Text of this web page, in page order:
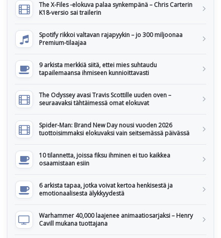
The X-Files -elokuva palaa synkempänä – Chris Carterin
K18-versio sai trailerin
Spotify rikkoi valtavan rajapyykin – jo 300 miljoonaa
Premium-tilaajaa
9 arkista merkkiä siitä, ettei mies suhtaudu
tapailemaansa ihmiseen kunnioittavasti
The Odyssey avasi Travis Scottille uuden oven –
seuraavaksi tähtäimessä omat elokuvat
Spider-Man: Brand New Day nousi vuoden 2026
tuottoisimmaksi elokuvaksi vain seitsemässä päivässä
10 tilannetta, joissa fiksu ihminen ei tuo kaikkea
osaamistaan esiin
6 arkista tapaa, jotka voivat kertoa henkisestä ja
emotionaalisesta älykkyydestä
Warhammer 40,000 laajenee animaatiosarjaksi – Henry
Cavill mukana tuottajana